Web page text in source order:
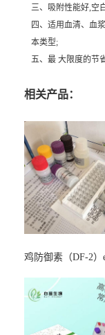
三、吸附性能好,空
四、适用血清、血
本类型;
五、最 大限度的节
相关产品：
鸡防御素（DF-2）